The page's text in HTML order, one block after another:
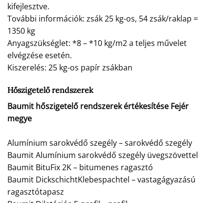
kifejlesztve.
További információk: zsák 25 kg-os, 54 zsák/raklap =
1350 kg
Anyagszükséglet: *8 – *10 kg/m2 a teljes művelet
elvégzése esetén.
Kiszerelés: 25 kg-os papír zsákban
Hőszigetelő rendszerek
Baumit hőszigetelő rendszerek értékesítése Fejér
megye
Alumínium sarokvédő szegély – sarokvédő szegély
Baumit Alumínium sarokvédő szegély üvegszövettel
Baumit BituFix 2K – bitumenes ragasztó
Baumit DickschichtKlebespachtel – vastagágyazású
ragasztótapasz